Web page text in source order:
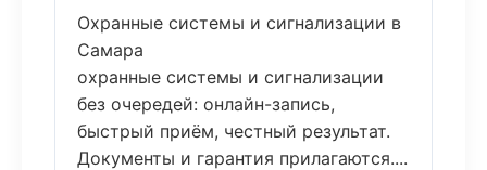
Охранные системы и сигнализации в
Самара
охранные системы и сигнализации
без очередей: онлайн-запись,
быстрый приём, честный результат.
Документы и гарантия прилагаются....